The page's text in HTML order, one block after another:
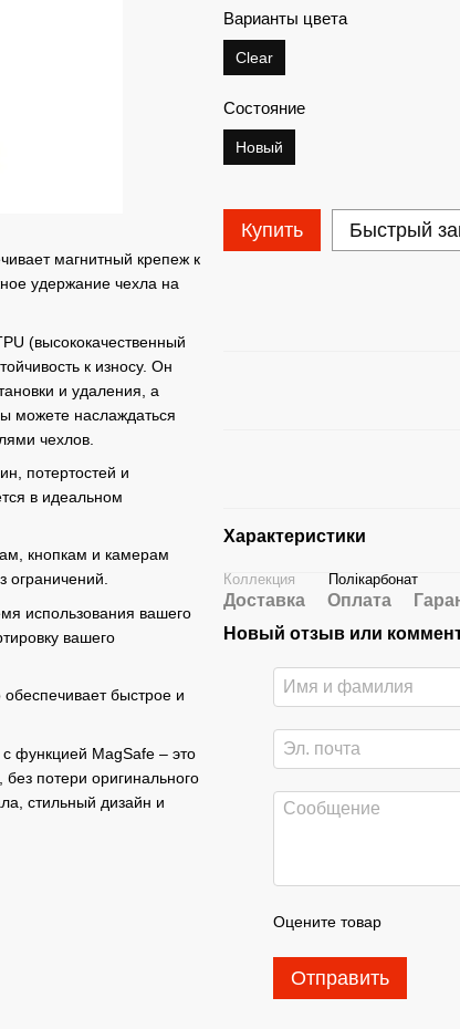
магнитный крепеж к
удержание чехла на
(высококачественный
к износу. Он
и удаления, а
можете наслаждаться
чехлов.
потертостей и
в идеальном
кнопкам и камерам
ограничений.
использования вашего
вашего
быстрое и
функцией MagSafe – это
потери оригинального
стильный дизайн и
Варианты цвета
Clear
Состояние
Новый
Купить Быстрый
Характеристики
Коллекция Полікарбонат
Доставка Оплата
Новый отзыв или
Оцените товар
Отправить